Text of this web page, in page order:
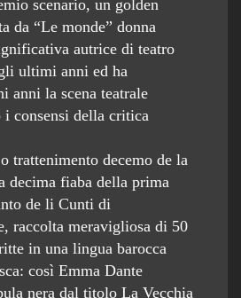
scenario, un golden
da “Le monde” donna
autrice di teatro
ultimi anni ed ha
anni la scena teatrale
i consensi della critica
trattenimento decemo de la
decima fiaba della prima
de li Cunti di
raccolta meravigliosa di 50
in una lingua barocca
così Emma Dante
nera dal titolo La Vecchia